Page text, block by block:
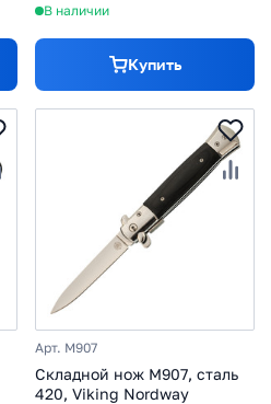
В наличии
Купить
Арт. M907
Складной нож M907, сталь
420, Viking Nordway